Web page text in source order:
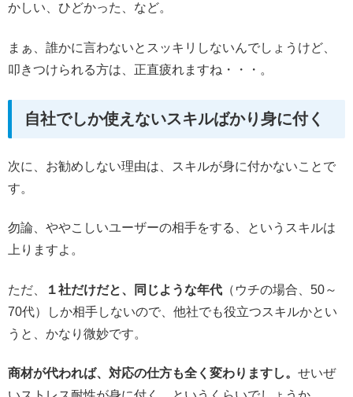
かしい、ひどかった、など。
まぁ、誰かに言わないとスッキリしないんでしょうけど、
叩きつけられる方は、正直疲れますね・・・。
自社でしか使えないスキルばかり身に付く
次に、お勧めしない理由は、スキルが身に付かないことで
す。
勿論、ややこしいユーザーの相手をする、というスキルは
上りますよ。
ただ、 １社だけだと、同じような年代 （ウチの場合、50～
70代）しか相手しないので、他社でも役立つスキルかとい
うと、かなり微妙です。
商材が代われば、対応の仕方も全く変わりますし。 せいぜ